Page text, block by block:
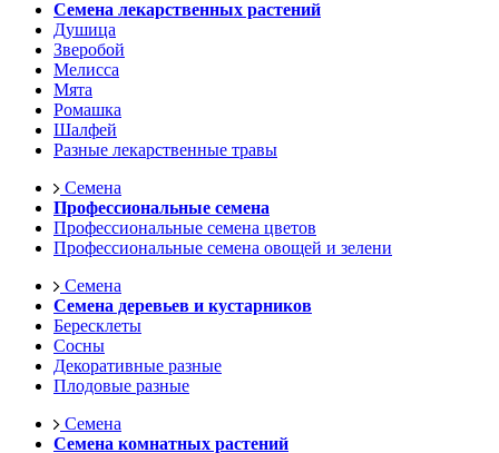
Семена лекарственных растений
Душица
Зверобой
Мелисса
Мята
Ромашка
Шалфей
Разные лекарственные травы
Семена
Профессиональные семена
Профессиональные семена цветов
Профессиональные семена овощей и зелени
Семена
Семена деревьев и кустарников
Бересклеты
Сосны
Декоративные разные
Плодовые разные
Семена
Семена комнатных растений